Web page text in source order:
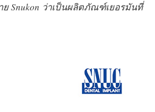
Snukon ว่าเป็นผลิตภัณฑ์เยอรมันที่